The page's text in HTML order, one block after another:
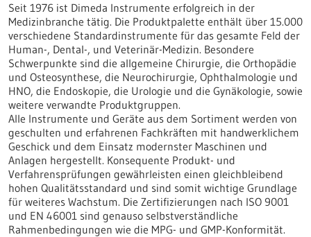
Seit 1976 ist Dimeda Instrumente erfolgreich in der
Medizinbranche tätig. Die Produktpalette enthält über 15.000
verschiedene Standardinstrumente für das gesamte Feld der
Human-, Dental-, und Veterinär-Medizin. Besondere
Schwerpunkte sind die allgemeine Chirurgie, die Orthopädie
und Osteosynthese, die Neurochirurgie, Ophthalmologie und
HNO, die Endoskopie, die Urologie und die Gynäkologie, sowie
weitere verwandte Produktgruppen.
Alle Instrumente und Geräte aus dem Sortiment werden von
geschulten und erfahrenen Fachkräften mit handwerklichem
Geschick und dem Einsatz modernster Maschinen und
Anlagen hergestellt. Konsequente Produkt- und
Verfahrensprüfungen gewährleisten einen gleichbleibend
hohen Qualitätsstandard und sind somit wichtige Grundlage
für weiteres Wachstum. Die Zertifizierungen nach ISO 9001
und EN 46001 sind genauso selbstverständliche
Rahmenbedingungen wie die MPG- und GMP-Konformität.